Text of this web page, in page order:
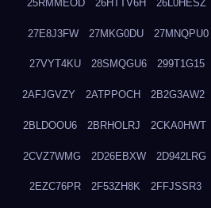
25RMMEOD 26HTTV6H 26L0HESZ
27E8J3FW 27MKG0DU 27MNQPU0
27VYT4KU 28SMQGU6 299T1G15
2AFJGVZY 2ATPPOCH 2B2G3AW2
2BLDOOU6 2BRHOLRJ 2CKA0HWT
2CVZ7WMG 2D26EBXW 2D942LRG
2EZC76PR 2F53ZH8K 2FFJSSR3